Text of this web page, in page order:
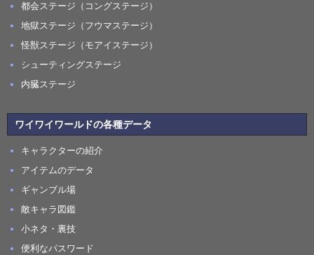
都会ステージ（コングステージ）
地獄ステージ（フウマステージ）
怪獣ステージ（モアイステージ）
シューティングステージ
内臓ステージ
ワイワイワールドの各種データ
キャラクターの紹介
アイテムのデータ
ギャンブル場
敵キャラ図鑑
小ネタ・裏技
便利なパスワード